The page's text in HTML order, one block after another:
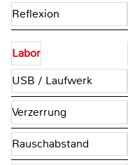
Reflexion
Labor
USB / Laufwerk
Verzerrung
Rauschabstand